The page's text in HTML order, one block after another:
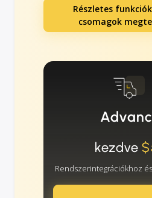
Részletes
csomagok
kezdve
Rendszerintegrációkhoz